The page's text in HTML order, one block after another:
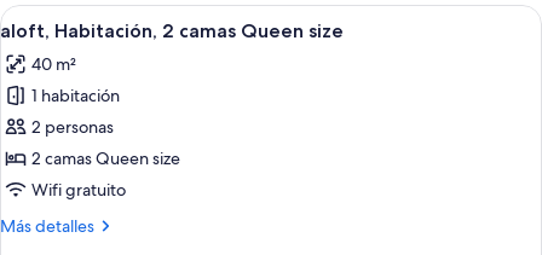
cama
size
Ver
todas
las
fotos
de
aloft,
Habitación,
camas
Habitación de hotel con dos camas,
7
aloft, Habitación, 2 camas Queen size
40 m²
1 habitación
2 personas
2 camas Queen size
Wifi gratuito
Más detalles
Más